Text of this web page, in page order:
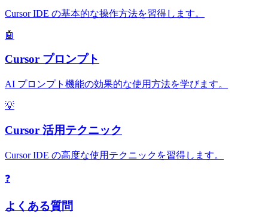
Cursor IDE の基本的な操作方法を習得します。
🤖
Cursor プロンプト
AI プロンプト機能の効果的な使用方法を学びます。
💡
Cursor 活用テクニック
Cursor IDE の高度な使用テクニックを習得します。
❓
よくある質問